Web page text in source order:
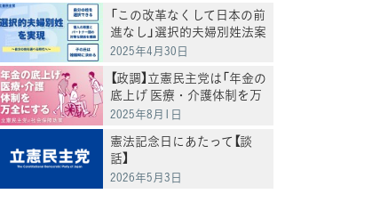
「この改革なくして日本の前
進なし」選択的夫婦別姓法案
を提出
2025年4月30日
【政調】立憲民主党は「年金の
底上げ 医療・介護体制を万
全にする」
2025年8月1日
憲法記念日にあたって【談
話】
2026年5月3日